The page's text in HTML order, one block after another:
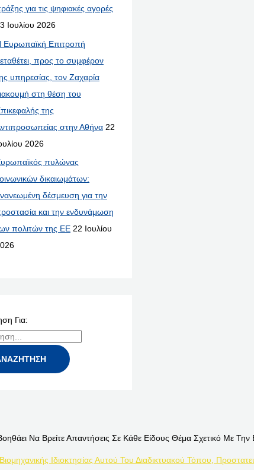
για τις ψηφιακές αγορές
Ιουλίου 2026
Ευρωπαϊκή Επιτροπή
προς το συμφέρον
υπηρεσίας, τον Ζαχαρία
στη θέση του
της
στην Αθήνα 22
2026
πυλώνας
δικαιωμάτων:
δέσμευση για την
και την ενδυνάμωση
πολιτών της ΕΕ 22 Ιουλίου
Για:
Να Βρείτε Απαντήσεις Σε Κάθε Είδους Θέμα Σχετικό Με
Ιδιοκτησίας Αυτού Του Διαδικτυακού Τόπου,